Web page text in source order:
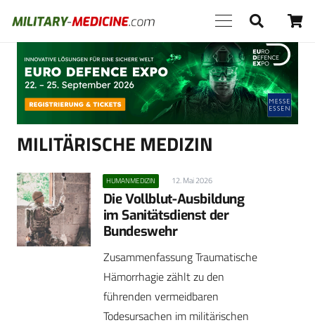
Anzeige
MILITÄRISCHE MEDIZIN
HUMANMEDIZIN 12. Mai 2026
Die Vollblut-Ausbildung
im Sanitätsdienst der
Bundeswehr
Zusammenfassung Traumatische
Hämorrhagie zählt zu den
führenden vermeidbaren
Todesursachen im militärischen